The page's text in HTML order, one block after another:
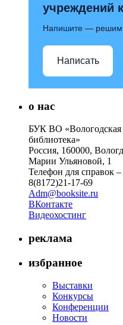
учреждений
Напишите —
Написать
о нас
БУК ВО «Вологодская
библиотека»
Россия, 160000,
Марии Ульяновой, 1
Телефон для справок –
8(8172)21-17-69
Adm@booksite.ru
ВКонтакте
Видеохостинг
реклама
избранное
Выставки
Конкурсы
Конференции
Новости